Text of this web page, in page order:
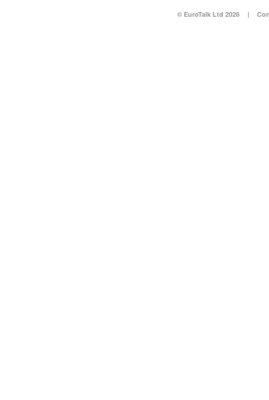
© EuroTalk Ltd 2026 |